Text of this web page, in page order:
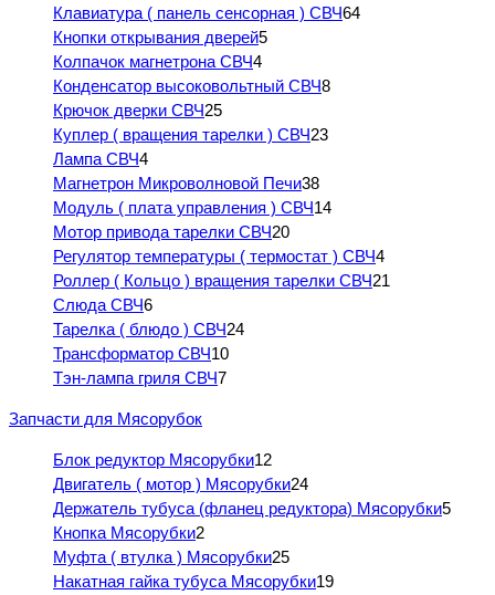
Клавиатура ( панель сенсорная ) СВЧ64
Кнопки открывания дверей5
Колпачок магнетрона СВЧ4
Конденсатор высоковольтный СВЧ8
Крючок дверки СВЧ25
Куплер ( вращения тарелки ) СВЧ23
Лампа СВЧ4
Магнетрон Микроволновой Печи38
Модуль ( плата управления ) СВЧ14
Мотор привода тарелки СВЧ20
Регулятор температуры ( термостат ) СВЧ4
Роллер ( Кольцо ) вращения тарелки СВЧ21
Слюда СВЧ6
Тарелка ( блюдо ) СВЧ24
Трансформатор СВЧ10
Тэн-лампа гриля СВЧ7
Запчасти для Мясорубок
Блок редуктор Мясорубки12
Двигатель ( мотор ) Мясорубки24
Держатель тубуса (фланец редуктора) Мясорубки5
Кнопка Мясорубки2
Муфта ( втулка ) Мясорубки25
Накатная гайка тубуса Мясорубки19